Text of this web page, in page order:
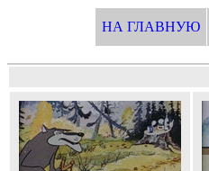
НА ГЛАВНУЮ